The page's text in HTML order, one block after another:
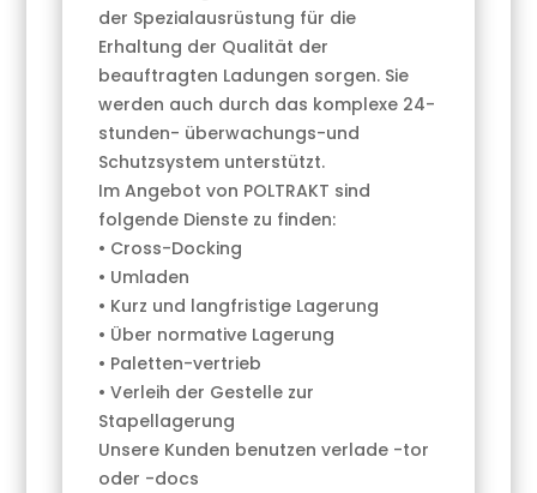
der Spezialausrüstung für die
Erhaltung der Qualität der
beauftragten Ladungen sorgen. Sie
werden auch durch das komplexe 24-
stunden- überwachungs-und
Schutzsystem unterstützt.
Im Angebot von POLTRAKT sind
folgende Dienste zu finden:
• Cross-Docking
• Umladen
• Kurz und langfristige Lagerung
• Über normative Lagerung
• Paletten-vertrieb
• Verleih der Gestelle zur
Stapellagerung
Unsere Kunden benutzen verlade -tor
oder -docs